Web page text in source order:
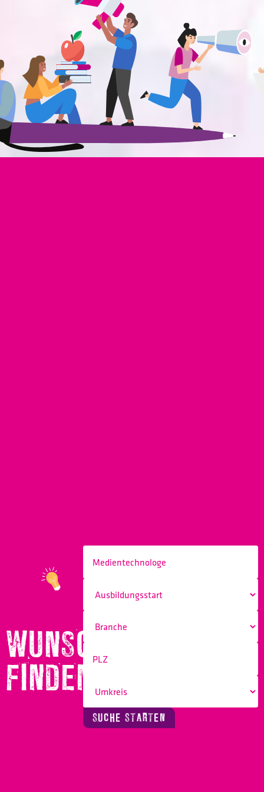
WUNSCHBERUF
FINDEN!
SUCHE STARTEN